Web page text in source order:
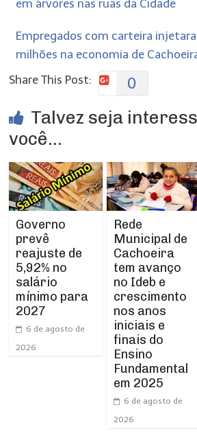
em árvores nas ruas da Cidade
Empregados com carteira
milhões na economia de
Share This Post:
0
Talvez seja
você...
Governo
prevê
reajuste de
5,92% no
salário
mínimo para
2027
6 de agosto de
2026
Rede
Municipal de
Cachoeira
tem avanço
no Ideb e
crescimento
nos anos
iniciais e
finais do
Ensino
Fundamental
em 2025
6 de agosto de
2026